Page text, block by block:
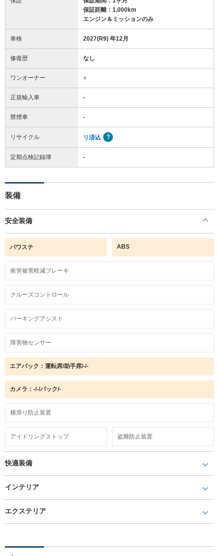
保証距離：1,000km
エンジン＆ミッションのみ
車検 2027(R9) 年12月
修復歴 なし
ワンオーナー ○
正規輸入車 -
禁煙車 -
リサイクル リ済込
定期点検記録簿 -
装備
安全装備
パワステ ABS
衝突被害軽減ブレーキ
クルーズコントロール
パーキングアシスト
障害物センサー
エアバック：運転席/助手席/-/-
カメラ：-/-/バック/-
横滑り防止装置
アイドリングストップ 盗難防止装置
快適装備
インテリア
エクステリア